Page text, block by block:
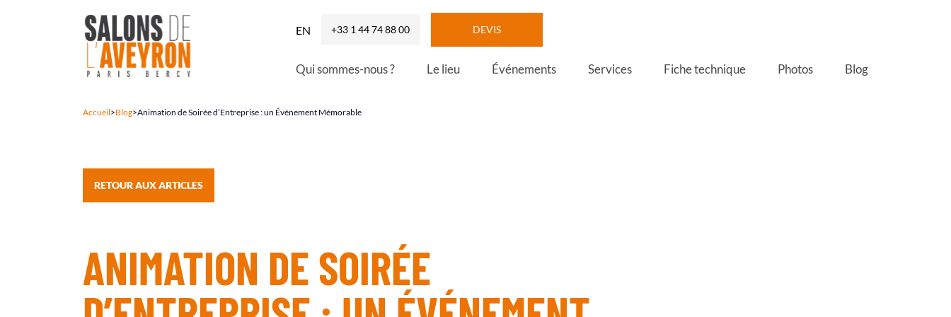
EN +33 1 44 74 88 00 DEVIS
Qui sommes-nous ? Le lieu Événements Services Fiche technique Photos Blog
Accueil>Blog>Animation de Soirée d’Entreprise : un Événement Mémorable
RETOUR AUX ARTICLES
ANIMATION DE SOIRÉE